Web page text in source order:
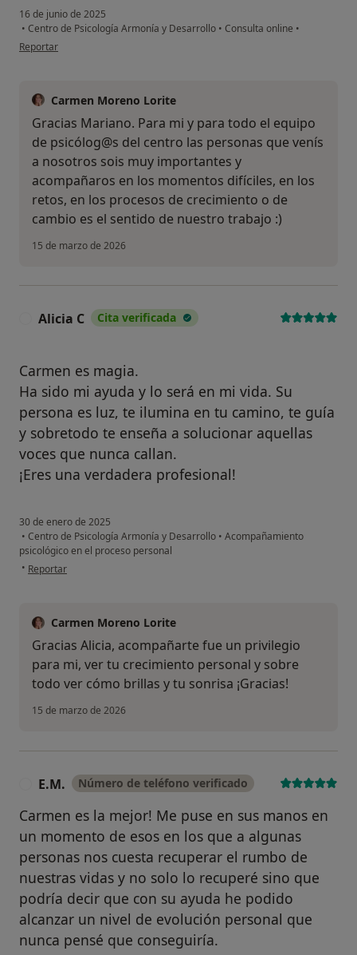
16 de junio de 2025
• Centro de Psicología Armonía y Desarrollo • Consulta online •
en opinión del usuario Mariano
Reportar
Carmen Moreno Lorite
Gracias Mariano. Para mi y para todo el equipo
de psicólog@s del centro las personas que venís
a nosotros sois muy importantes y
acompañaros en los momentos difíciles, en los
retos, en los procesos de crecimiento o de
cambio es el sentido de nuestro trabajo :)
15 de marzo de 2026
Alicia C Cita verificada
Carmen es magia.
Ha sido mi ayuda y lo será en mi vida. Su
persona es luz, te ilumina en tu camino, te guía
y sobretodo te enseña a solucionar aquellas
voces que nunca callan.
¡Eres una verdadera profesional!
30 de enero de 2025
• Centro de Psicología Armonía y Desarrollo • Acompañamiento
psicológico en el proceso personal
• en opinión del usuario Alicia C
Reportar
Carmen Moreno Lorite
Gracias Alicia, acompañarte fue un privilegio
para mi, ver tu crecimiento personal y sobre
todo ver cómo brillas y tu sonrisa ¡Gracias!
15 de marzo de 2026
E.M. Número de teléfono verificado
Carmen es la mejor! Me puse en sus manos en
un momento de esos en los que a algunas
personas nos cuesta recuperar el rumbo de
nuestras vidas y no solo lo recuperé sino que
podría decir que con su ayuda he podido
alcanzar un nivel de evolución personal que
nunca pensé que conseguiría.